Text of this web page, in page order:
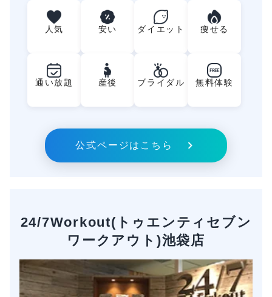
人気 安い ダイエット 痩せる
通い放題 産後 ブライダル
FREE
無料体験
公式ページはこちら
24/7Workout(トゥエンティセブン
ワークアウト)池袋店